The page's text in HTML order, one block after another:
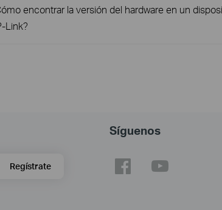
encontrar la versión del hardware en un
Link?
Regístrate
Síguenos